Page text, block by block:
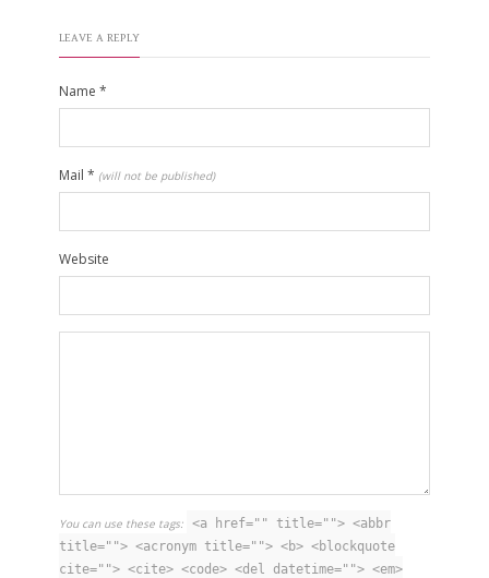
LEAVE A REPLY
Name *
Mail * (will not be published)
Website
You can use these tags: <a href="" title=""> <abbr
title=""> <acronym title=""> <b> <blockquote
cite=""> <cite> <code> <del datetime=""> <em>